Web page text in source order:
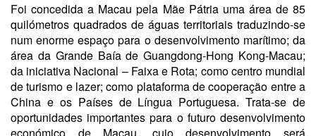
Foi concedida a Macau pela Mãe Pátria uma área de 85
quilómetros quadrados de águas territoriais traduzindo-se
num enorme espaço para o desenvolvimento marítimo; da
área da Grande Baía de Guangdong-Hong Kong-Macau;
da iniciativa Nacional – Faixa e Rota; como centro mundial
de turismo e lazer; como plataforma de cooperação entre a
China e os Países de Língua Portuguesa. Trata-se de
oportunidades importantes para o futuro desenvolvimento